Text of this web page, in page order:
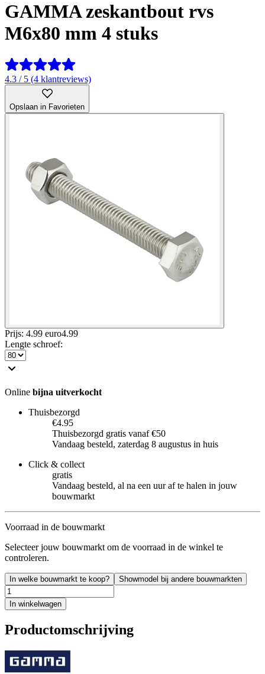
GAMMA zeskantbout rvs
M6x80 mm 4 stuks
4.3 / 5 (4 klantreviews)
Opslaan in Favorieten
Prijs: 4.99 euro4.99
Lengte schroef:
Online bijna uitverkocht
Thuisbezorgd
€4.95
Thuisbezorgd gratis vanaf €50
Vandaag besteld, zaterdag 8 augustus in huis
Click & collect
gratis
Vandaag besteld, al na een uur af te halen in jouw
bouwmarkt
Voorraad in de bouwmarkt
Selecteer jouw bouwmarkt om de voorraad in de winkel te
controleren.
In welke bouwmarkt te koop? Showmodel bij andere bouwmarkten
In winkelwagen
Productomschrijving